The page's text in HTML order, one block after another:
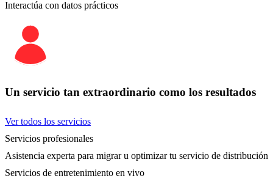
Interactúa con datos prácticos
Un servicio tan extraordinario como los resultados
Ver todos los servicios
Servicios profesionales
Asistencia experta para migrar u optimizar tu servicio de distribución
Servicios de entretenimiento en vivo